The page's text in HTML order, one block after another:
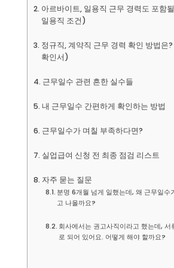
아르바이트, 일용직 근무 경력도 포함
일용직 조건)
정규직, 계약직 근무 경력 확인 방법은
확인서)
근무일수 관련 흔한 실수들
내 근무일수 간편하게 확인하는 방법
근무일수가 며칠 부족하다면?
실업급여 신청 전 최종 점검 리스트
자주 묻는 질문
분명 6개월 넘게 일했는데, 왜 근무일수
고 나올까요?
회사에서는 권고사직이라고 했는데, 서
로 되어 있어요. 어떻게 해야 할까요?